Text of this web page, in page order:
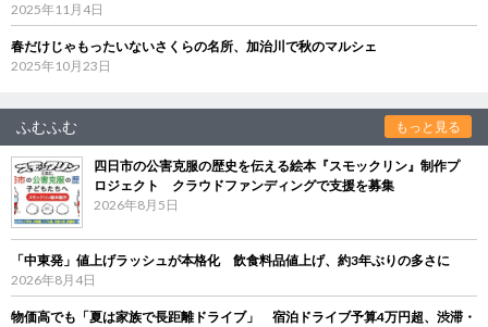
2025年11月4日
春だけじゃもったいないさくらの名所、加治川で秋のマルシェ
2025年10月23日
ふむふむ もっと見る
四日市の公害克服の歴史を伝える絵本『スモックリン』制作プ
ロジェクト クラウドファンディングで支援を募集
2026年8月5日
「中東発」値上げラッシュが本格化 飲食料品値上げ、約3年ぶりの多さに
2026年8月4日
物価高でも「夏は家族で長距離ドライブ」 宿泊ドライブ予算4万円超、渋滞・